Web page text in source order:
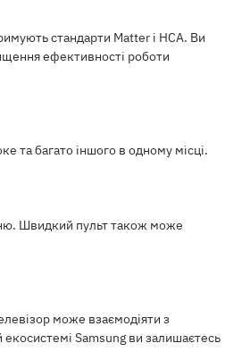
стандарти Matter і HCA. Ви
ефективності роботи
та багато іншого в одному місці.
Швидкий пульт також може
може взаємодіяти з
Samsung ви залишаєтесь